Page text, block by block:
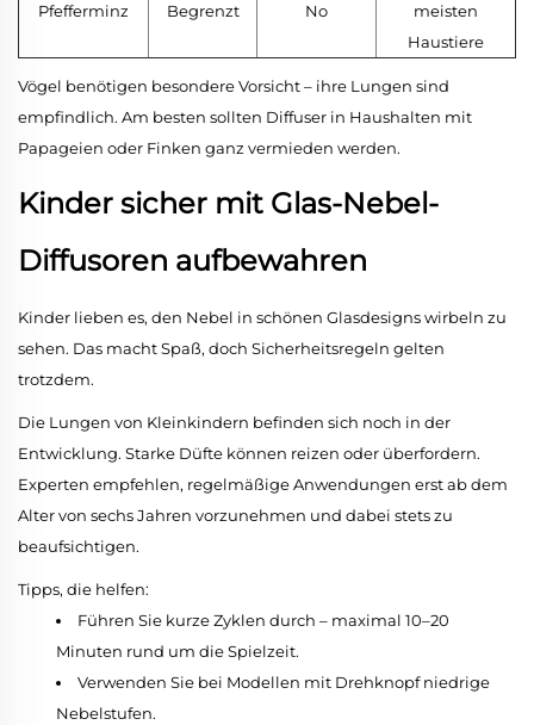
Pfefferminz Begrenzt No
meisten
Haustiere
Vögel benötigen besondere Vorsicht – ihre Lungen sind
empfindlich. Am besten sollten Diffuser in Haushalten mit
Papageien oder Finken ganz vermieden werden.
Kinder sicher mit Glas-Nebel-
Diffusoren aufbewahren
Kinder lieben es, den Nebel in schönen Glasdesigns wirbeln zu
sehen. Das macht Spaß, doch Sicherheitsregeln gelten
trotzdem.
Die Lungen von Kleinkindern befinden sich noch in der
Entwicklung. Starke Düfte können reizen oder überfordern.
Experten empfehlen, regelmäßige Anwendungen erst ab dem
Alter von sechs Jahren vorzunehmen und dabei stets zu
beaufsichtigen.
Tipps, die helfen:
Führen Sie kurze Zyklen durch – maximal 10–20
Minuten rund um die Spielzeit.
Verwenden Sie bei Modellen mit Drehknopf niedrige
Nebelstufen.